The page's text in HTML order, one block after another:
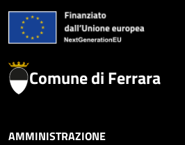
Comune di Ferrara
AMMINISTRAZIONE